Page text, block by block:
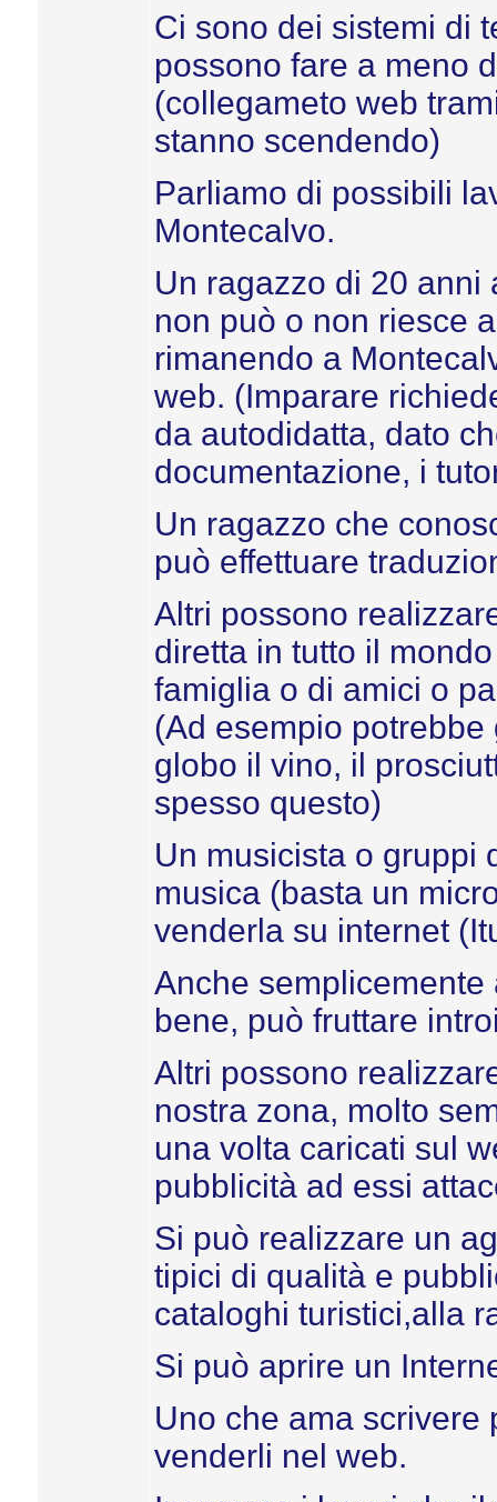
Ci sono dei sistemi di
possono fare a meno
(collegameto web
stanno scendendo)
Parliamo di possibili
Montecalvo.
Un ragazzo di 20 anni
non può o non riesce
rimanendo a
web. (Imparare
da autodidatta, dato
documentazione, i
Un ragazzo che
può effettuare
Altri possono
diretta in tutto il
famiglia o di amici o
(Ad esempio
globo il vino, il
spesso questo)
Un musicista o gruppi
musica (basta un
venderla su internet
Anche
bene, può fruttare
Altri possono
nostra zona, molto
una volta caricati sul
pubblicità ad essi
Si può realizzare un
tipici di qualità e
cataloghi turistici,alla
Si può aprire un
Uno che ama scrivere
venderli nel web.